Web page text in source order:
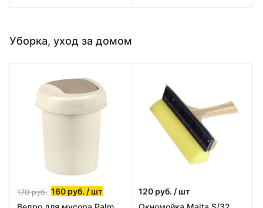
Уборка, уход за домом
170руб. 160 руб. / шт
120 руб. / шт